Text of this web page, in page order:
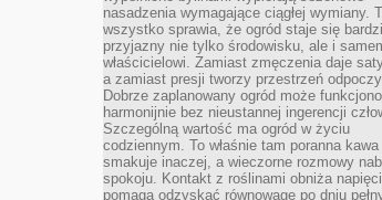
nasadzenia wymagające ciągłej wymiany.
wszystko sprawia, że ogród staje się
przyjazny nie tylko środowisku, ale i
właścicielowi. Zamiast zmęczenia daje
a zamiast presji tworzy przestrzeń
Dobrze zaplanowany ogród może
harmonijnie bez nieustannej ingerencji
Szczególną wartość ma ogród w życiu
codziennym. To właśnie tam poranna kawa
smakuje inaczej, a wieczorne rozmowy
spokoju. Kontakt z roślinami obniża
pomaga odzyskać równowagę po dniu